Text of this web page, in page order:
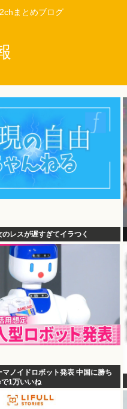
まとめブログ
レスが遅すぎてイラつく
マノイドロボット発表 中国に勝ち
1万いいね